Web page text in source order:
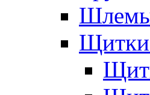
Шлемы
Щитки